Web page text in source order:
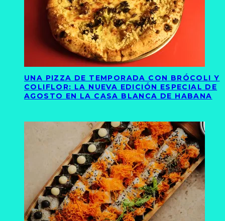
UNA PIZZA DE TEMPORADA CON BRÓCOLI Y
COLIFLOR: LA NUEVA EDICIÓN ESPECIAL DE
AGOSTO EN LA CASA BLANCA DE HABANA